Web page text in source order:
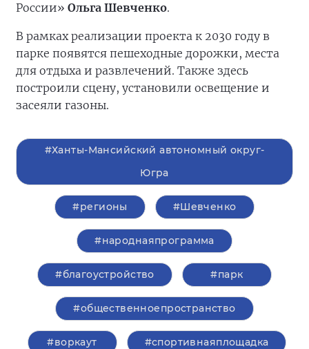
России» Ольга Шевченко.
В рамках реализации проекта к 2030 году в
парке появятся пешеходные дорожки, места
для отдыха и развлечений. Также здесь
построили сцену, установили освещение и
засеяли газоны.
#Ханты-Мансийский автономный округ-
Югра
#регионы #Шевченко
#народнаяпрограмма
#благоустройство #парк
#общественноепространство
#воркаут #спортивнаяплощадка